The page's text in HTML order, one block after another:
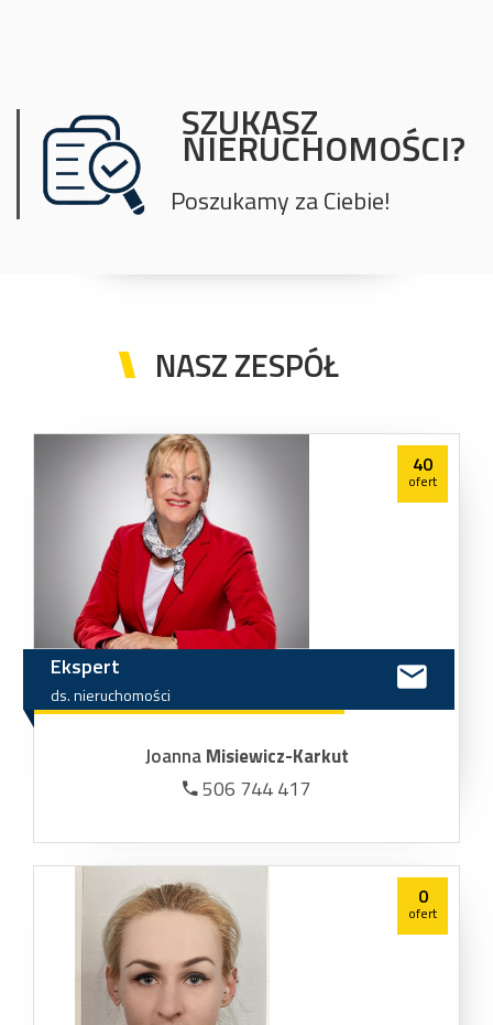
SZUKASZ
NIERUCHOMOŚCI?
Poszukamy za Ciebie!
NASZ ZESPÓŁ
40
ofert
Ekspert
ds.nieruchomości
JoannaMisiewicz-Karkut
506 744 417
0
ofert